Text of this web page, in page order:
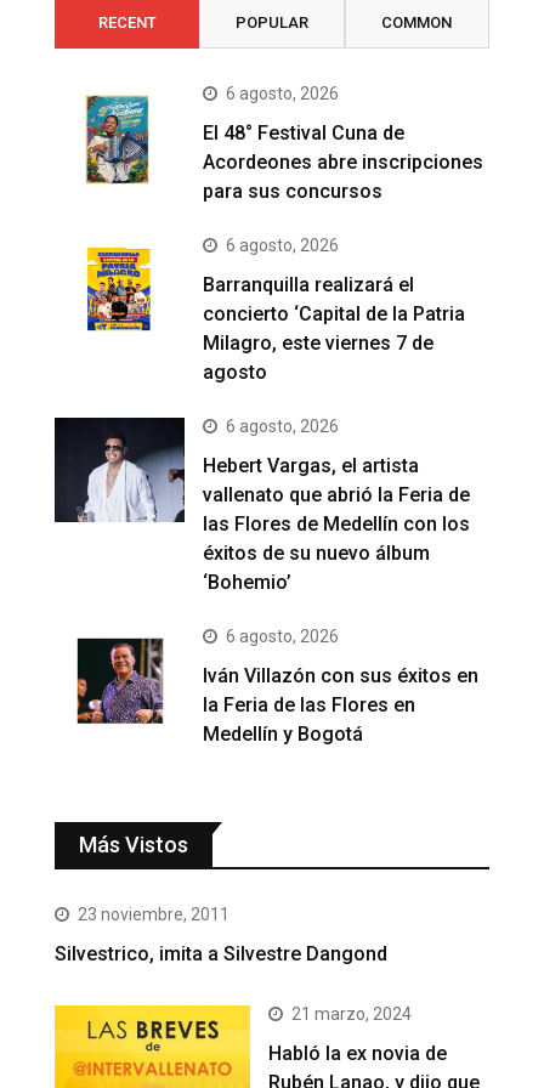
RECENT POPULAR COMMON
6 agosto, 2026
El 48° Festival Cuna de
Acordeones abre inscripciones
para sus concursos
6 agosto, 2026
Barranquilla realizará el
concierto ‘Capital de la Patria
Milagro, este viernes 7 de
agosto
6 agosto, 2026
Hebert Vargas, el artista
vallenato que abrió la Feria de
las Flores de Medellín con los
éxitos de su nuevo álbum
‘Bohemio’
6 agosto, 2026
Iván Villazón con sus éxitos en
la Feria de las Flores en
Medellín y Bogotá
Más Vistos
23 noviembre, 2011
Silvestrico, imita a Silvestre Dangond
21 marzo, 2024
Habló la ex novia de
Rubén Lanao, y dijo que